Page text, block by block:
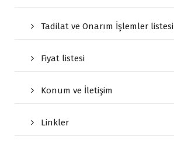
Tadilat ve Onarım İşlemler listesi
Fiyat listesi
Konum ve İletişim
Linkler